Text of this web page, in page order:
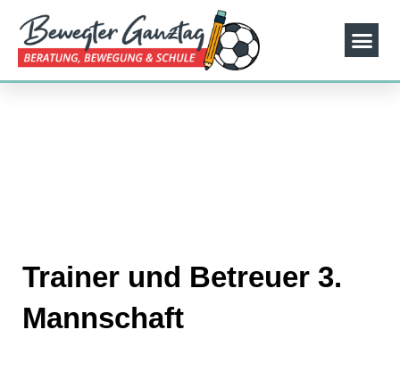
Trainer und Betreuer 3.
Mannschaft